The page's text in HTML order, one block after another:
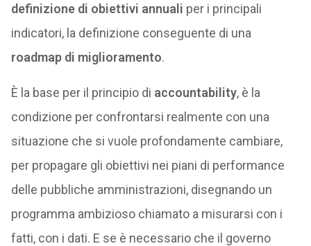
definizione di obiettivi annuali per i principali
indicatori, la definizione conseguente di una
roadmap di miglioramento.
È la base per il principio di accountability, è la
condizione per confrontarsi realmente con una
situazione che si vuole profondamente cambiare,
per propagare gli obiettivi nei piani di performance
delle pubbliche amministrazioni, disegnando un
programma ambizioso chiamato a misurarsi con i
fatti, con i dati. E se è necessario che il governo